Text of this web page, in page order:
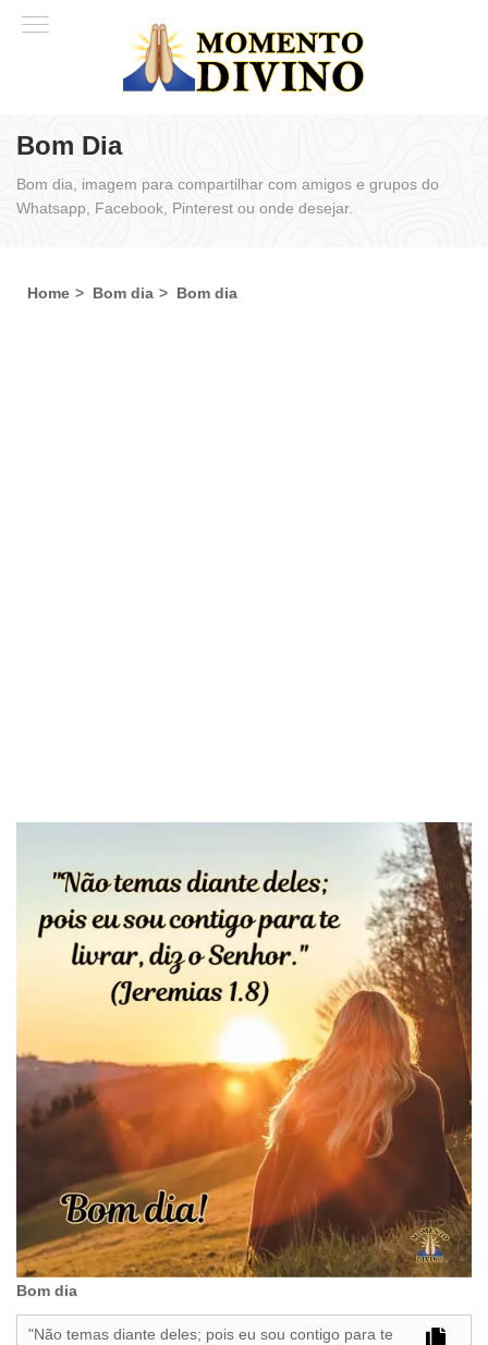
Bom Dia
Bom dia, imagem para compartilhar com amigos e grupos do
Whatsapp, Facebook, Pinterest ou onde desejar.
Home Bom dia Bom dia
Bom dia
"Não temas diante deles; pois eu sou contigo para te